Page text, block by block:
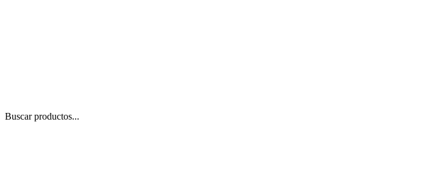
Buscar productos...